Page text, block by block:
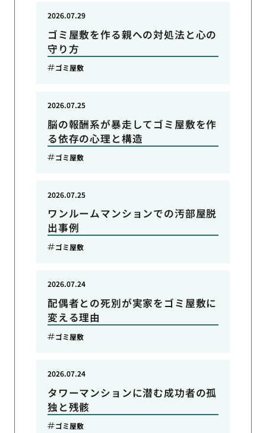
ゴミ屋敷を作る親への対処法と心の
守り方
2026.07.29
ゴミ屋敷
脳の報酬系が暴走してゴミ屋敷を作
る依存の心理と構造
2026.07.25
ゴミ屋敷
ワンルームマンションでの汚部屋脱
出事例
2026.07.25
ゴミ屋敷
配偶者との死別が実家をゴミ屋敷に
変える理由
2026.07.24
ゴミ屋敷
タワーマンションに潜む成功者の孤
独と残骸
2026.07.24
ゴミ屋敷